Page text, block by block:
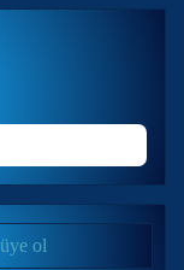
üye ol